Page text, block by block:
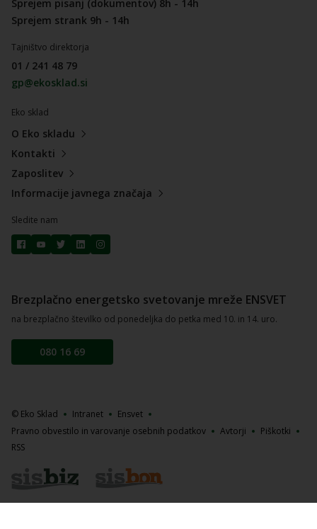
Sprejem pisanj (dokumentov) 8h - 14h
Sprejem strank 9h - 14h
Tajništvo direktorja
01 / 241 48 79
gp@ekosklad.si
Eko sklad
O Eko skladu
Kontakti
Zaposlitev
Informacije javnega značaja
Sledite nam
Brezplačno energetsko svetovanje mreže ENSVET
na brezplačno številko od ponedeljka do petka med 10. in 14. uro.
080 16 69
© Eko Sklad Intranet
Ensvet
Pravno obvestilo in varovanje osebnih podatkov
Avtorji
Piškotki
RSS